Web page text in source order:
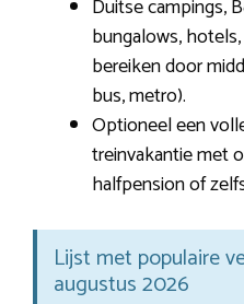
Duitse campings,
bungalows,
bereiken door
bus, metro).
Optioneel een
treinvakantie met
halfpension of
Lijst met populaire
augustus 2026